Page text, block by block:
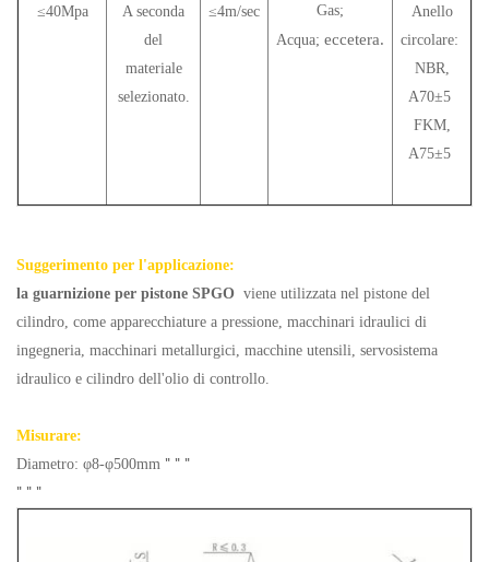
≤40Mpa
A seconda
del
materiale
selezionato.
≤4m/sec
Gas;
Acqua; eccetera.
Anello
circolare:
NBR,
A70±5
FKM,
A75±5
Suggerimento per l'applicazione:
la guarnizione per pistone SPGO viene utilizzata nel pistone del
cilindro, come apparecchiature a pressione, macchinari idraulici di
ingegneria, macchinari metallurgici, macchine utensili, servosistema
idraulico e cilindro dell'olio di controllo.
Misurare:
Diametro: φ8-φ500mm " " "
" " "